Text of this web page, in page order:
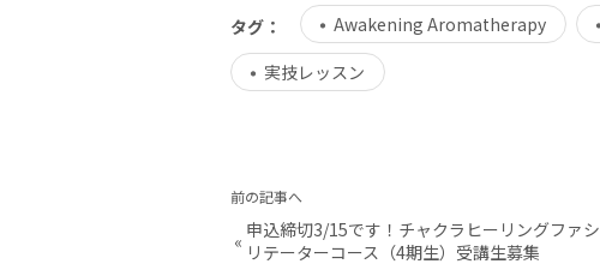
タグ： Awakening Aromatherapy
実技レッスン
前の記事へ
« 申込締切3/15です！チャクラヒーリングファシ
リテーターコース（4期生）受講生募集